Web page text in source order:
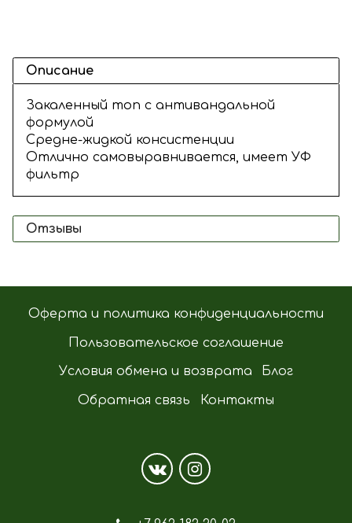
Описание
Закаленный топ с антивандальной
формулой
Средне-жидкой консистенции
Отлично самовыравнивается, имеет УФ
фильтр
Отзывы
Оферта и политика конфиденциальности
Пользовательское соглашение
Условия обмена и возврата Блог
Обратная связь Контакты